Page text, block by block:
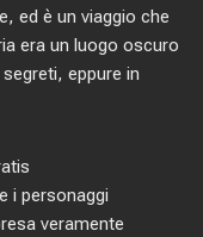
ed è un viaggio che
era un luogo oscuro
eppure in
i personaggi
veramente